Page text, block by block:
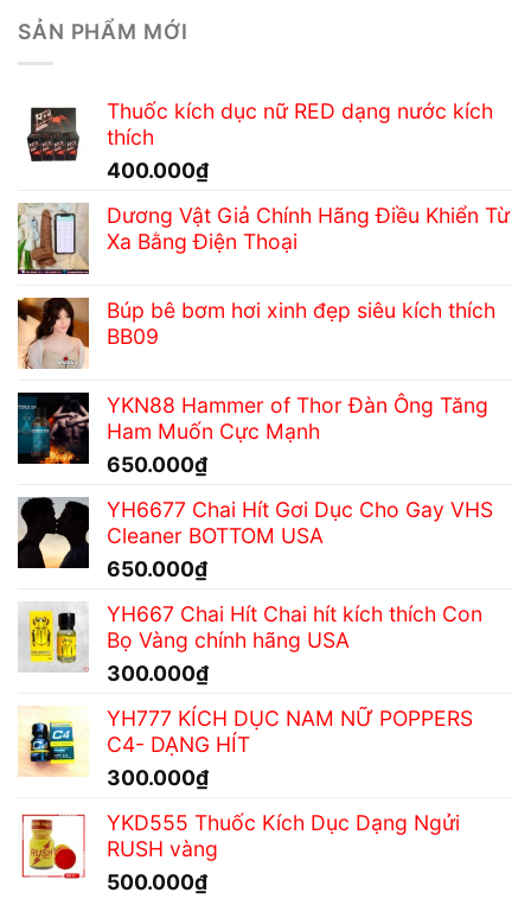
SẢN PHẨM MỚI
Thuốc kích dục nữ RED dạng nước kích
thích
400.000₫
Dương Vật Giả Chính Hãng Điều Khiển Từ
Xa Bằng Điện Thoại
Búp bê bơm hơi xinh đẹp siêu kích thích
BB09
YKN88 Hammer of Thor Đàn Ông Tăng
Ham Muốn Cực Mạnh
650.000₫
YH6677 Chai Hít Gơi Dục Cho Gay VHS
Cleaner BOTTOM USA
650.000₫
YH667 Chai Hít Chai hít kích thích Con
Bọ Vàng chính hãng USA
300.000₫
YH777 KÍCH DỤC NAM NỮ POPPERS
C4- DẠNG HÍT
300.000₫
YKD555 Thuốc Kích Dục Dạng Ngửi
RUSH vàng
500.000₫